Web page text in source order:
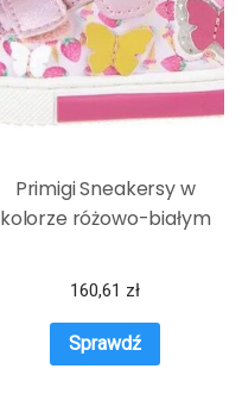
Primigi Sneakersy w
kolorze różowo-białym
160,61 zł
Sprawdź